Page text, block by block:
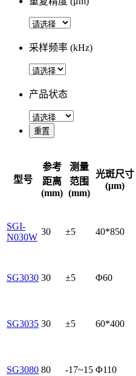
采样频率 (kHz)
产品状态
重置
型号
参考
距离
(mm)
测量
范围
(mm)
光斑尺寸
(μm)
SGI-
N030W
30 ±5 40*850
SG3030 30 ±5 Φ60
SG3035 30 ±5 60*400
SG3080 80 -17~15 Φ110